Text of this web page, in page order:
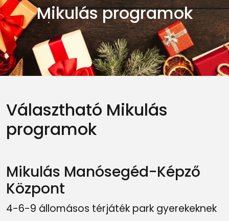
Mikulás programok
Választható Mikulás
programok
Mikulás Manósegéd-Képző
Központ
4-6-9 állomásos térjáték park gyerekeknek